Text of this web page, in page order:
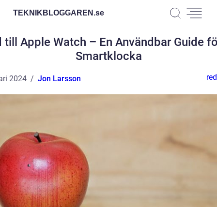
TEKNIKBLOGGAREN.se
till Apple Watch – En Användbar Guide
Smartklocka
2024 Jon Larsson